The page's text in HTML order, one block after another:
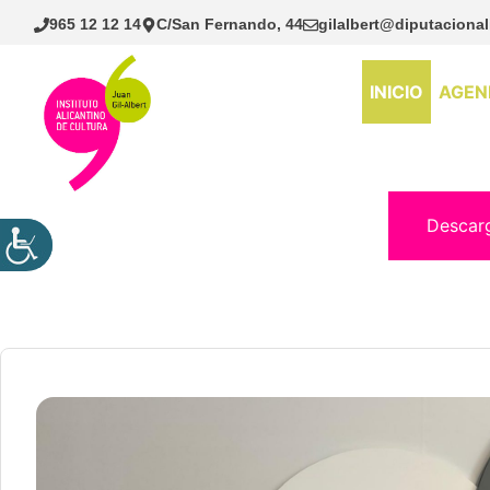
Saltar
965 12 12 14 C/San Fernando, 44
INICIO